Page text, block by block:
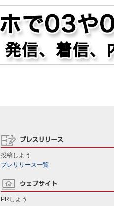
投稿しよう
プレリリース一覧
PRしよう